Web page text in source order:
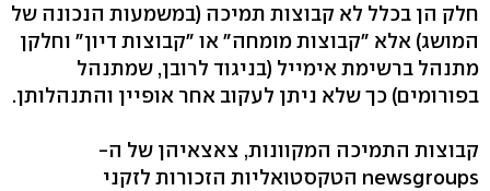
חלק הן בכלל לא קבוצות תמיכה (במשמעות הנכונה של
המושג) אלא "קבוצות מומחה" או "קבוצות דיון" וחלקן
מתנהל ברשימת אימייל (בניגוד לרובן, שמתנהל
בפורומים) כך שלא ניתן לעקוב אחר אופיין והתנהלותן.
קבוצות התמיכה המקוונות, צאצאיהן של ה-
newsgroups הטקסטואליות הזכורות לזקני